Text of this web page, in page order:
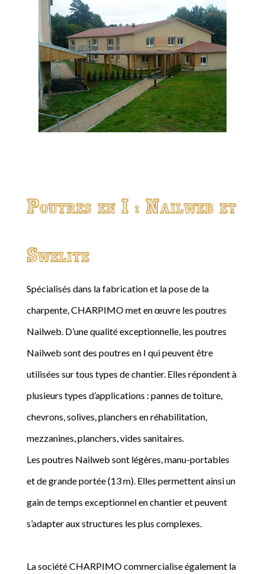
Poutres en I : Nailweb et
Swelite
Spécialisés dans la fabrication et la pose de la
charpente, CHARPIMO met en œuvre les poutres
Nailweb. D’une qualité exceptionnelle, les poutres
Nailweb sont des poutres en I qui peuvent être
utilisées sur tous types de chantier. Elles répondent à
plusieurs types d’applications : pannes de toiture,
chevrons, solives, planchers en réhabilitation,
mezzanines, planchers, vides sanitaires.
Les poutres Nailweb sont légères, manu-portables
et de grande portée (13 m). Elles permettent ainsi un
gain de temps exceptionnel en chantier et peuvent
s’adapter aux structures les plus complexes.
La société CHARPIMO commercialise également la